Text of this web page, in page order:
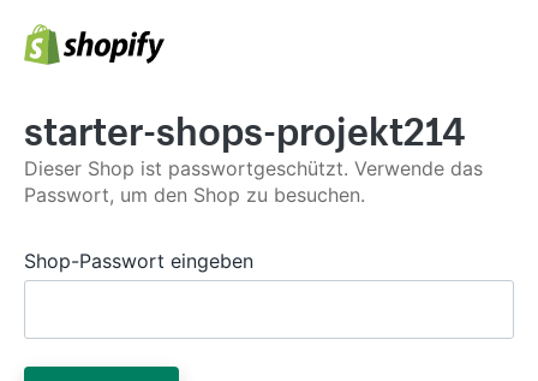
starter-shops-projekt214
Dieser Shop ist passwortgeschützt. Verwende das
Passwort, um den Shop zu besuchen.
Shop-Passwort eingeben